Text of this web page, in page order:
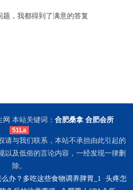
，我都得到了满意的答复
本站关键词： 合肥桑拿 合肥会所
51La
请与我们联系，本站不承担由此引起的
以及低俗的言论内容，一经发现一律删
除。
办？多吃这些食物调养脾胃_1 ·头疼怎